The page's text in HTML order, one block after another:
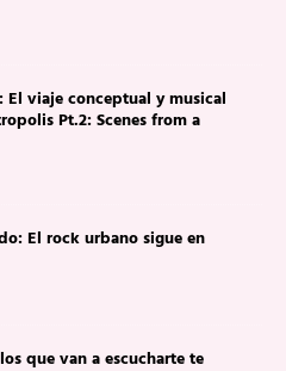
El viaje conceptual y musical
Pt.2: Scenes from a
El rock urbano sigue en
que van a escucharte te